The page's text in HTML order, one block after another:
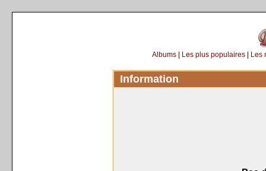
Albums| Les plus populaires| Les
Information